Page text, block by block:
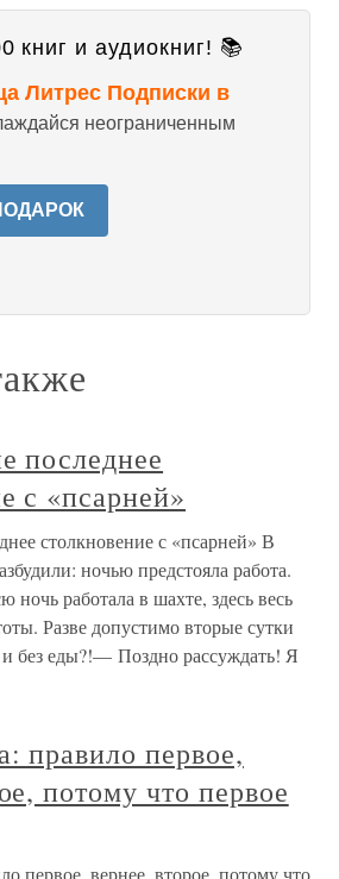
книг и аудиокниг! 📚
Литрес Подписки в
неограниченным
последнее
с «псарней»
столкновение с «псарней» В
ночью предстояла работа.
работала в шахте, здесь весь
Разве допустимо вторые сутки
и без еды?!— Поздно рассуждать! Я
правило первое,
потому что первое
первое, вернее, второе, потому что